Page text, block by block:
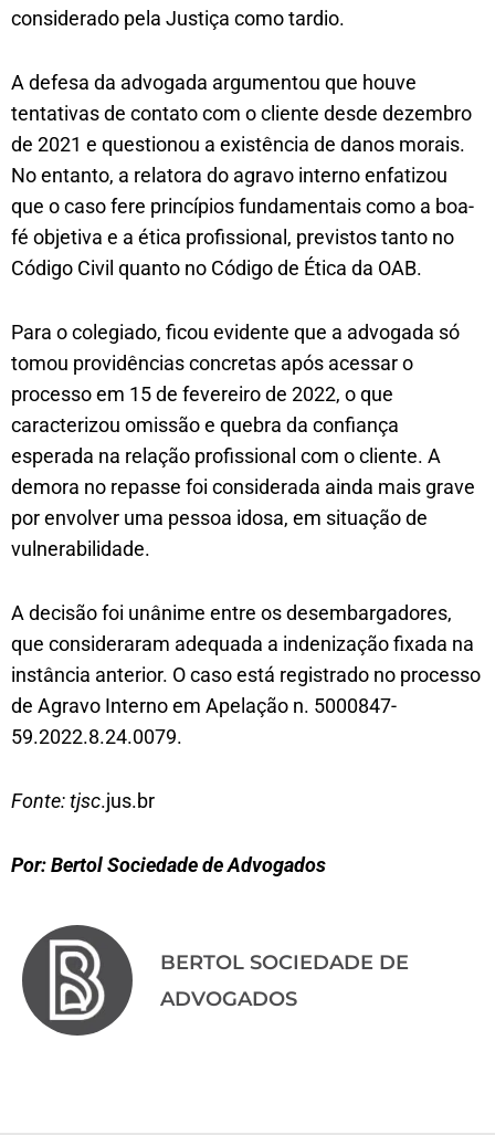
considerado pela Justiça como tardio.
A defesa da advogada argumentou que houve
tentativas de contato com o cliente desde dezembro
de 2021 e questionou a existência de danos morais.
No entanto, a relatora do agravo interno enfatizou
que o caso fere princípios fundamentais como a boa-
fé objetiva e a ética profissional, previstos tanto no
Código Civil quanto no Código de Ética da OAB.
Para o colegiado, ficou evidente que a advogada só
tomou providências concretas após acessar o
processo em 15 de fevereiro de 2022, o que
caracterizou omissão e quebra da confiança
esperada na relação profissional com o cliente. A
demora no repasse foi considerada ainda mais grave
por envolver uma pessoa idosa, em situação de
vulnerabilidade.
A decisão foi unânime entre os desembargadores,
que consideraram adequada a indenização fixada na
instância anterior. O caso está registrado no processo
de Agravo Interno em Apelação n. 5000847-
59.2022.8.24.0079.
Fonte: tjsc.jus.br
Por: Bertol Sociedade de Advogados
BERTOL SOCIEDADE DE
ADVOGADOS